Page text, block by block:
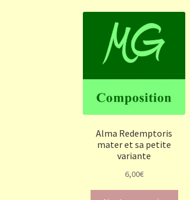
Alma Redemptoris
mater et sa petite
variante
6,00€